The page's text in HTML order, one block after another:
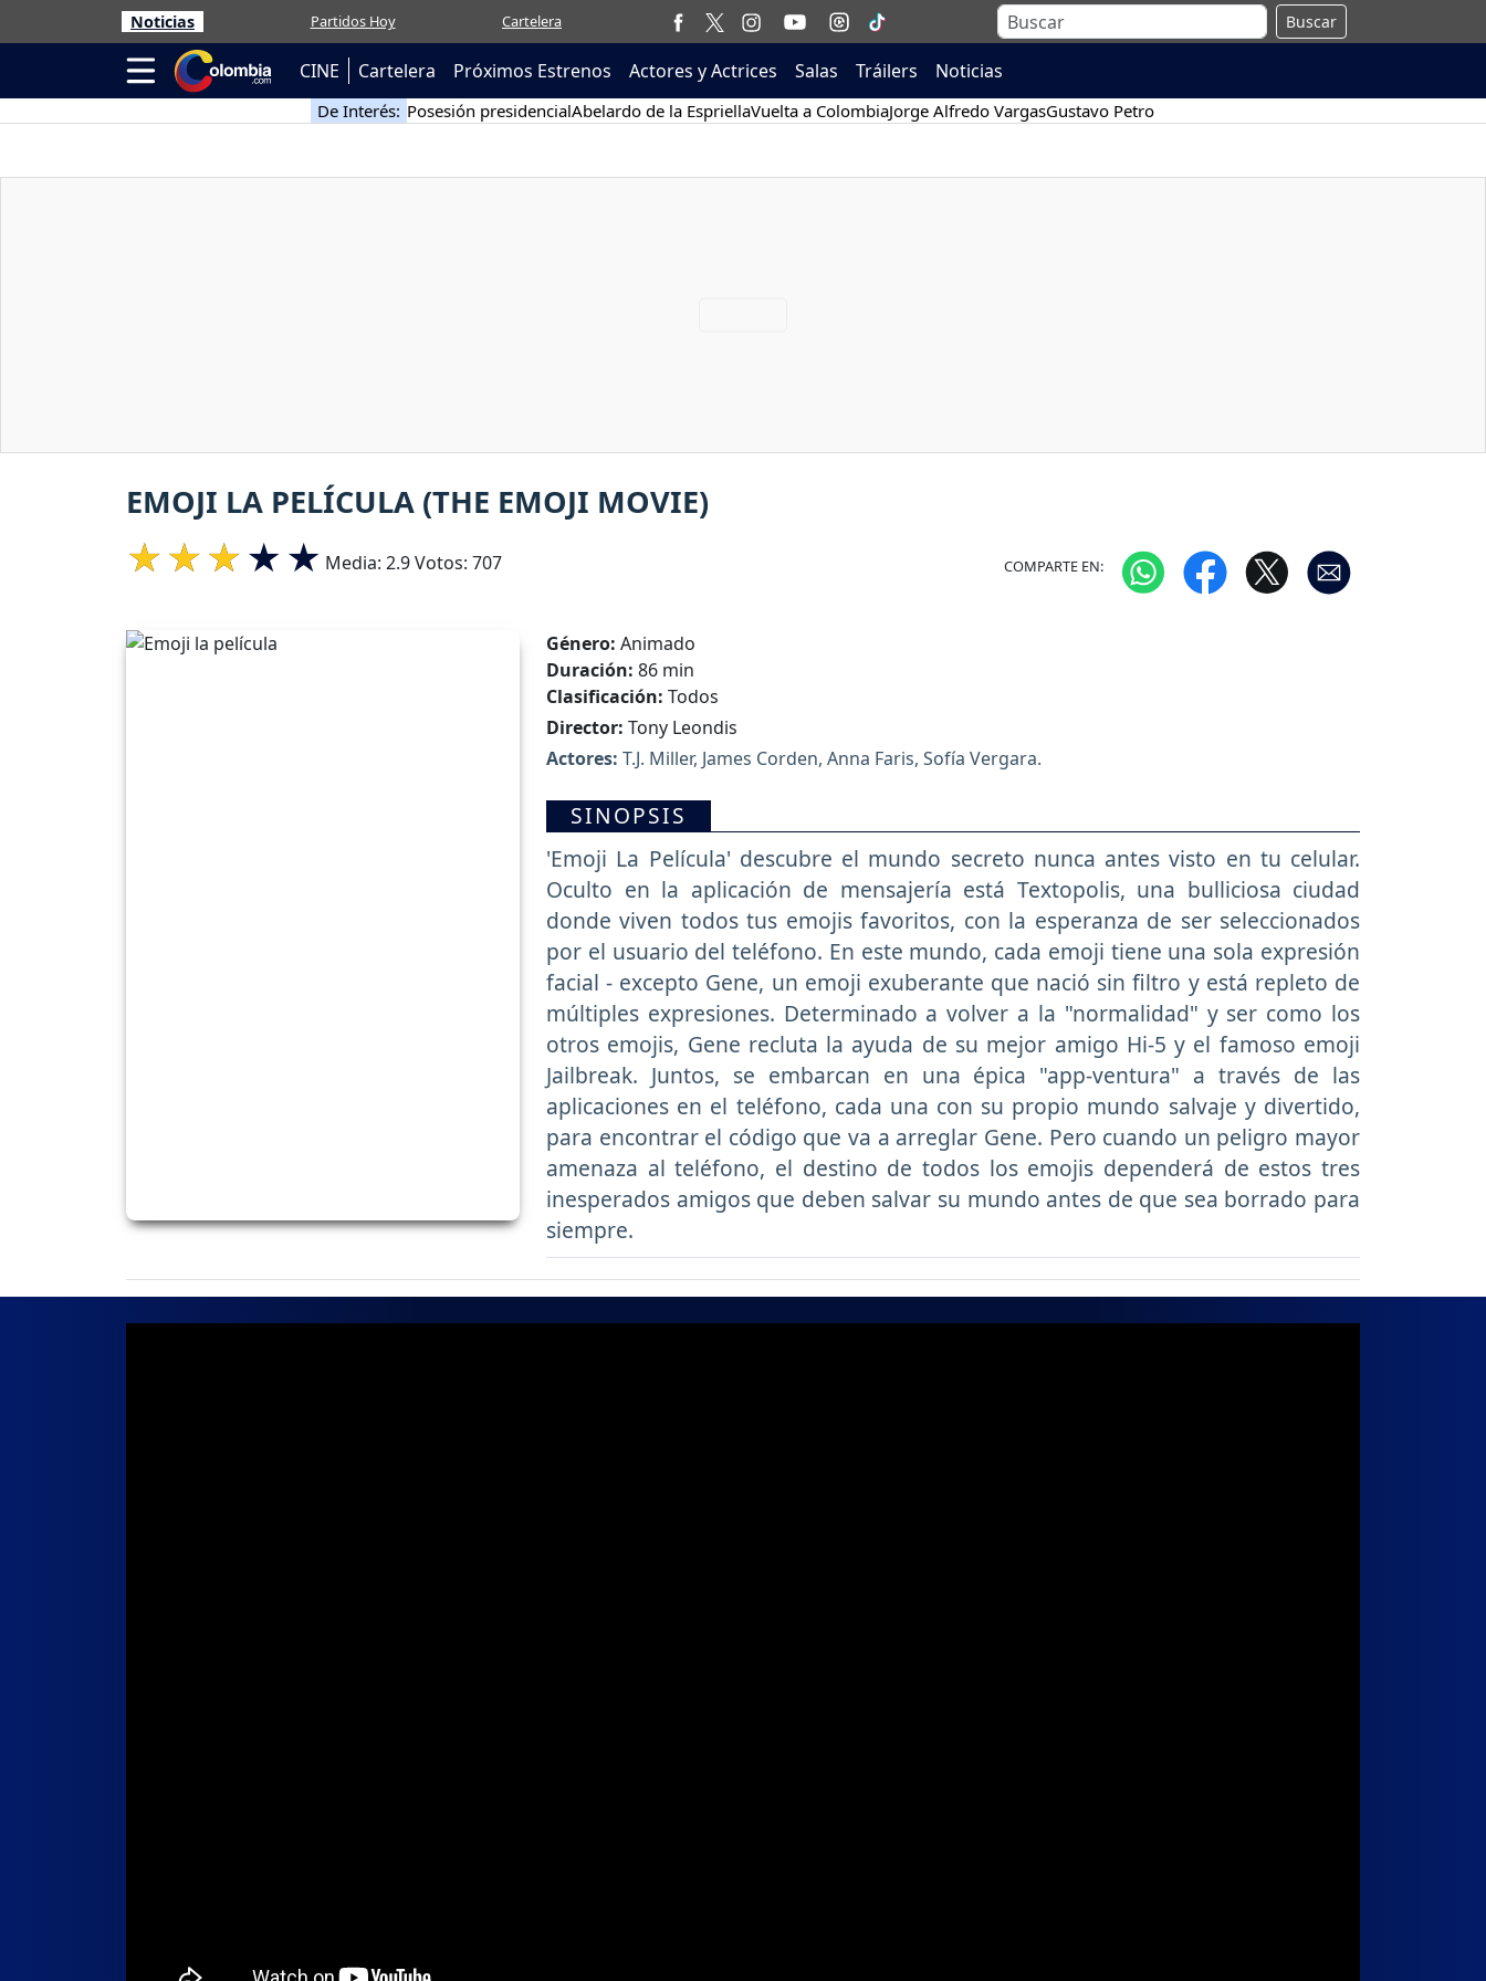
Noticias Partidos Hoy Cartelera Buscar
CINE Cartelera Próximos Estrenos Actores y Actrices Salas Tráilers Noticias
De Interés: Posesión presidencialAbelardo de la EspriellaVuelta a ColombiaJorge Alfredo VargasGustavo Petro
EMOJI LA PELÍCULA (THE EMOJI MOVIE)
Media: 2.9Votos: 707 COMPARTE EN:
Género: Animado
Duración: 86 min
Clasificación: Todos
Director: Tony Leondis
Actores: T.J. Miller, James Corden, Anna Faris, Sofía Vergara.
SINOPSIS
'Emoji La Película' descubre el mundo secreto nunca antes visto en tu celular.
Oculto en la aplicación de mensajería está Textopolis, una bulliciosa ciudad
donde viven todos tus emojis favoritos, con la esperanza de ser seleccionados
por el usuario del teléfono. En este mundo, cada emoji tiene una sola expresión
facial - excepto Gene, un emoji exuberante que nació sin filtro y está repleto de
múltiples expresiones. Determinado a volver a la "normalidad" y ser como los
otros emojis, Gene recluta la ayuda de su mejor amigo Hi-5 y el famoso emoji
Jailbreak. Juntos, se embarcan en una épica "app-ventura" a través de las
aplicaciones en el teléfono, cada una con su propio mundo salvaje y divertido,
para encontrar el código que va a arreglar Gene. Pero cuando un peligro mayor
amenaza al teléfono, el destino de todos los emojis dependerá de estos tres
inesperados amigos que deben salvar su mundo antes de que sea borrado para
siempre.